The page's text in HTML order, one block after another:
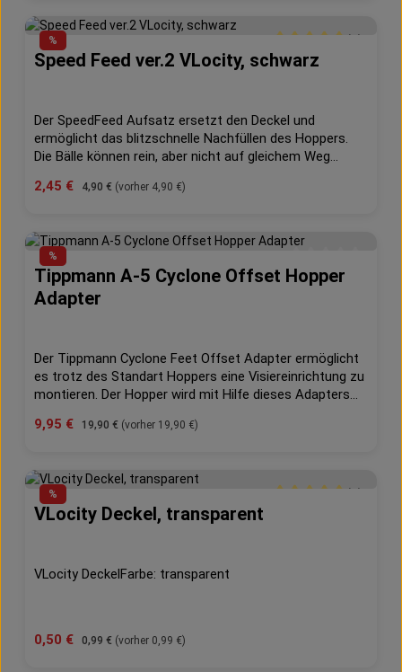
den Hopper geklebt werden können (inkl. Anleitung).
%
Durchschnittliche
Speed Feed ver.2 VLocity, schwarz
Der SpeedFeed Aufsatz ersetzt den Deckel und
ermöglicht das blitzschnelle Nachfüllen des Hoppers.
Die Bälle können rein, aber nicht auf gleichem Weg
Sieg oder Niederlage entscheiden können.Viele Profis
schneller durchsetzt.Passend für den VLocity und "Big
Mouth" VLocity. Paßt NICHT auf den VLocity
Junior.Farbe: schwarz-Lade Paint schneller als je zuvor,
denn jede Sekunde zählt-kinderleichter Einbau, nur den
Deckel ausbauen, Speedfed aufsetetzenfertig!-bleibt
angepasst werden für die bestePerformance-Heißestes
Paintballprodukt auf dem Markt
Verkaufspreis:
2,45 € Regulärer Preis:
4,90 € (vorher 4,90 €)
%
Durchschnittliche
Tippmann A-5 Cyclone Offset Hopper
Adapter
Der Tippmann Cyclone Feet Offset Adapter ermöglicht
es trotz des Standart Hoppers eine Visiereinrichtung zu
montieren. Der Hopper wird mit Hilfe dieses Adapters
Zielfeld frei.Außerdem steigert der Adapter die
allen Tippmann Cyclone Feet Hoppern.
Verkaufspreis:
9,95 € Regulärer Preis:
19,90 € (vorher 19,90 €)
%
VLocity Deckel, transparent
VLocity DeckelFarbe: transparent
Verkaufspreis:
0,50 € Regulärer Preis:
0,99 € (vorher 0,99 €)